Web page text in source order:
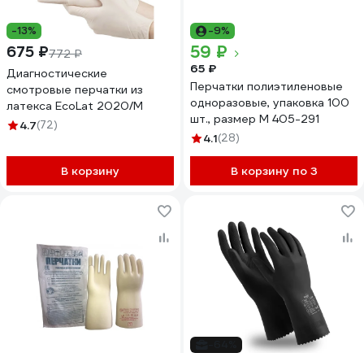
-13%
675 ₽772 ₽
Диагностические
смотровые перчатки из
латекса EcoLat 2020/M
4.7(72)
В корзину
-9%
59 ₽
65 ₽
Перчатки полиэтиленовые
одноразовые, упаковка 100
шт., размер М 405-291
4.1(28)
В корзину по 3